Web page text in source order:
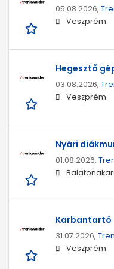
05.08.2026,
Veszprém
Hegesztő
03.08.2026,
Veszprém
Nyári
01.08.2026,
Karbantartó
31.07.2026,
Veszprém